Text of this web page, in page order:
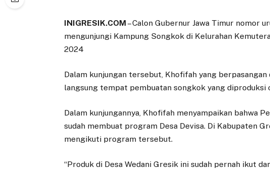
INIGRESIK.COM – Calon Gubernur Jawa Timur nomor
mengunjungi Kampung Songkok di Kelurahan
2024
Dalam kunjungan tersebut, Khofifah yang
langsung tempat pembuatan songkok yang diproduksi
Dalam kunjungannya, Khofifah menyampaikan bahwa
sudah membuat program Desa Devisa. Di Kabupaten
mengikuti program tersebut.
“Produk di Desa Wedani Gresik ini sudah pernah ikut